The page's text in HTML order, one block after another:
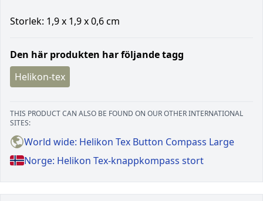
Storlek: 1,9 x 1,9 x 0,6 cm
Den här produkten har följande tagg
Helikon-tex
THIS PRODUCT CAN ALSO BE FOUND ON OUR OTHER INTERNATIONAL
SITES:
World wide: Helikon Tex Button Compass Large
Norge: Helikon Tex-knappkompass stort